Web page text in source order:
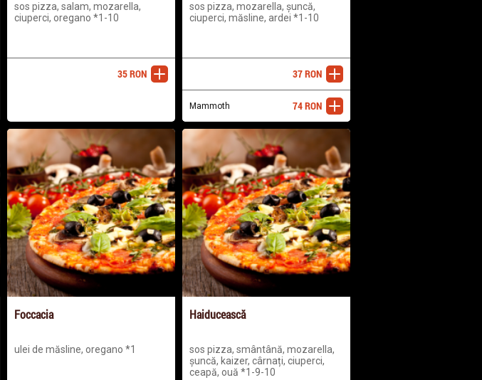
sos pizza, salam, mozarella,
ciuperci, oregano *1-10
adaugă
35RON
sos pizza, mozarella, șuncă,
ciuperci, măsline, ardei *1-10
adaugă
37RON
Mammoth adaugă
74RON
Foccacia
ulei de măsline, oregano *1
Haiducească
sos pizza, smântână, mozarella,
șuncă, kaizer, cârnați, ciuperci,
ceapă, ouă *1-9-10